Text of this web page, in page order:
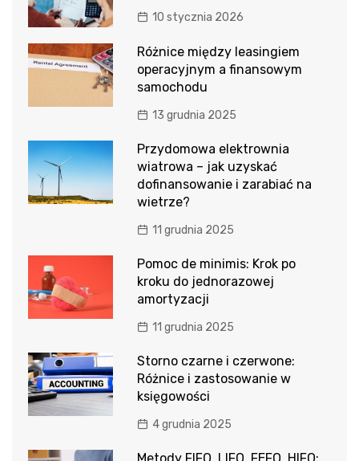
10 stycznia 2026
Różnice między leasingiem
operacyjnym a finansowym
samochodu
13 grudnia 2025
Przydomowa elektrownia
wiatrowa – jak uzyskać
dofinansowanie i zarabiać na
wietrze?
11 grudnia 2025
Pomoc de minimis: Krok po
kroku do jednorazowej
amortyzacji
11 grudnia 2025
Storno czarne i czerwone:
Różnice i zastosowanie w
księgowości
4 grudnia 2025
Metody FIFO, LIFO, FEFO, HIFO: